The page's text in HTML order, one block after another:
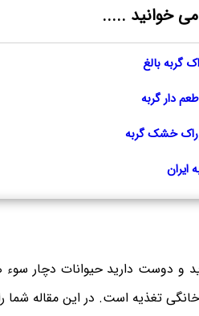
می خوانید .....
گربه بالغ
دار گربه
خشک گربه
ایران
و دوست دارید حیوانات دچار
تغذیه است. در این مقاله شما